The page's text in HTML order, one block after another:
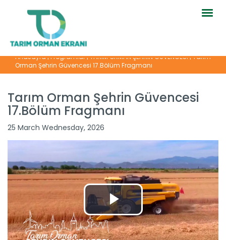
Anasayfa|Programlar|TARIM ORMAN ŞEHRİN GÜVENCESİ|Tarım
Orman Şehrin Güvencesi 17.Bölüm Fragmanı
Tarım Orman Şehrin Güvencesi
17.Bölüm Fragmanı
25 March Wednesday, 2026
Tarım Orman Şehrin Güvencesi...